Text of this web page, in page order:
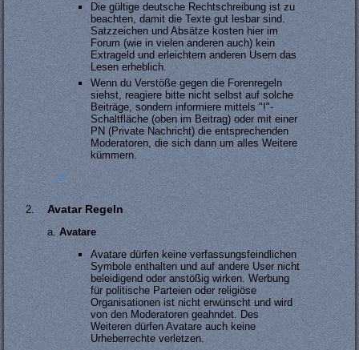
Die gültige deutsche Rechtschreibung ist zu
beachten, damit die Texte gut lesbar sind.
Satzzeichen und Absätze kosten hier im
Forum (wie in vielen anderen auch) kein
Extrageld und erleichtern anderen Usern das
Lesen erheblich.
Wenn du Verstöße gegen die Forenregeln
siehst, reagiere bitte nicht selbst auf solche
Beiträge, sondern informiere mittels "!"-
Schaltfläche (oben im Beitrag) oder mit einer
PN (Private Nachricht) die entsprechenden
Moderatoren, die sich dann um alles Weitere
kümmern.
#
Avatar Regeln
Avatare
Avatare dürfen keine verfassungsfeindlichen
Symbole enthalten und auf andere User nicht
beleidigend oder anstößig wirken. Werbung
für politische Parteien oder religiöse
Organisationen ist nicht erwünscht und wird
von den Moderatoren geahndet. Des
Weiteren dürfen Avatare auch keine
Urheberrechte verletzen.